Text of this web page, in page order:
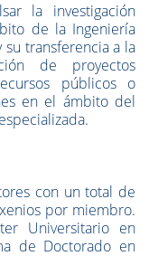
la investigación
de la Ingeniería
su transferencia a la
de proyectos
públicos o
en el ámbito del
con un total de
por miembro.
Universitario en
de Doctorado en